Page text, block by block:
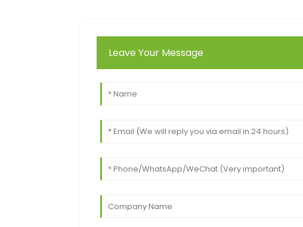
Leave Your Message